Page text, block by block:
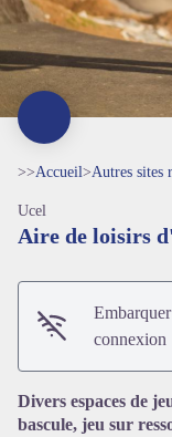
>>Accueil>Autres sites
Ucel
Aire de loisirs
connexion
Divers espaces de
bascule, jeu sur